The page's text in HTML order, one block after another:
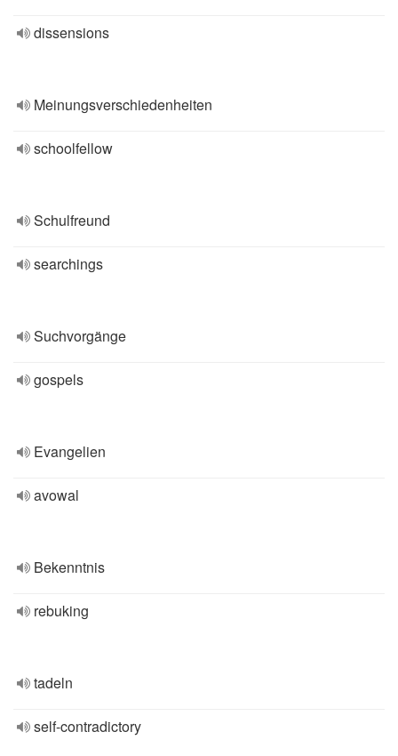
dissensions
Meinungsverschiedenheiten
schoolfellow
Schulfreund
searchings
Suchvorgänge
gospels
Evangelien
avowal
Bekenntnis
rebuking
tadeln
self-contradictory